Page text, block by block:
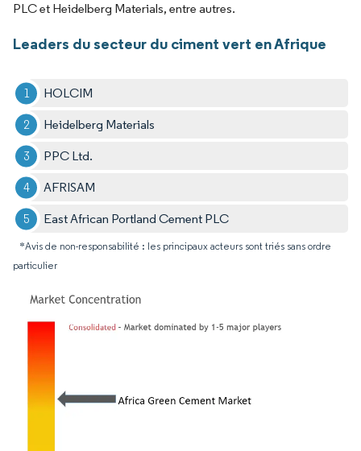
PLC et Heidelberg Materials, entre autres.
Leaders du secteur du ciment vert en Afrique
HOLCIM
Heidelberg Materials
PPC Ltd.
AFRISAM
East African Portland Cement PLC
*Avis de non-responsabilité : les principaux acteurs sont triés sans ordre
particulier